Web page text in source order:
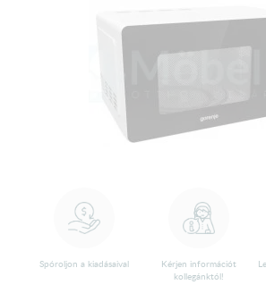
Spóroljon a kiadásaival
Kérjen információt
kollegánktól!